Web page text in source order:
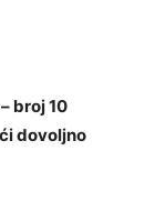
broj 10
dovoljno